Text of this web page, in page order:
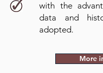
with the
data and
adopted.
More